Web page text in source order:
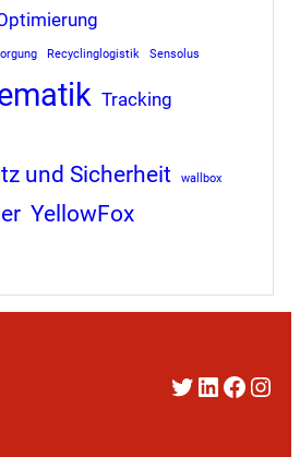
Recyclinglogistik Sensolus
Tracking
und Sicherheit wallbox
YellowFox
Twitter
LinkedIn